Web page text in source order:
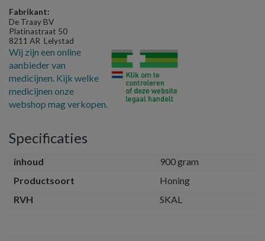
Fabrikant:
De Traay BV
Platinastraat 50
8211 AR Lelystad
Wij zijn een online
aanbieder van
medicijnen. Kijk welke
medicijnen onze
webshop mag verkopen.
Specificaties
inhoud
900 gram
Productsoort
Honing
RVH
SKAL